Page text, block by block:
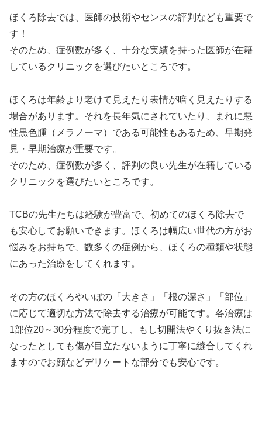
ほくろ除去では、医師の技術やセンスの評判なども重要で
す！
そのため、症例数が多く、十分な実績を持った医師が在籍
しているクリニックを選びたいところです。
ほくろは年齢より老けて見えたり表情が暗く見えたりする
場合があります。それを長年気にされていたり、まれに悪
性黒色腫（メラノーマ）である可能性もあるため、早期発
見・早期治療が重要です。
そのため、症例数が多く、評判の良い先生が在籍している
クリニックを選びたいところです。
TCBの先生たちは経験が豊富で、初めてのほくろ除去で
も安心してお願いできます。ほくろは幅広い世代の方がお
悩みをお持ちで、数多くの症例から、ほくろの種類や状態
にあった治療をしてくれます。
その方のほくろやいぼの「大きさ」「根の深さ」「部位」
に応じて適切な方法で除去する治療が可能です。各治療は
1部位20～30分程度で完了し、もし切開法やくり抜き法に
なったとしても傷が目立たないように丁寧に縫合してくれ
ますのでお顔などデリケートな部分でも安心です。